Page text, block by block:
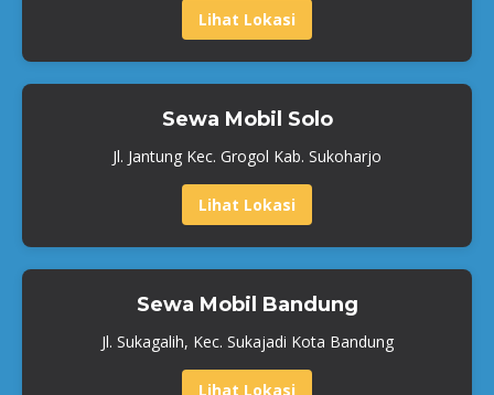
Lihat Lokasi
Sewa Mobil Solo
Jl. Jantung Kec. Grogol Kab. Sukoharjo
Lihat Lokasi
Sewa Mobil Bandung
Jl. Sukagalih, Kec. Sukajadi Kota Bandung
Lihat Lokasi